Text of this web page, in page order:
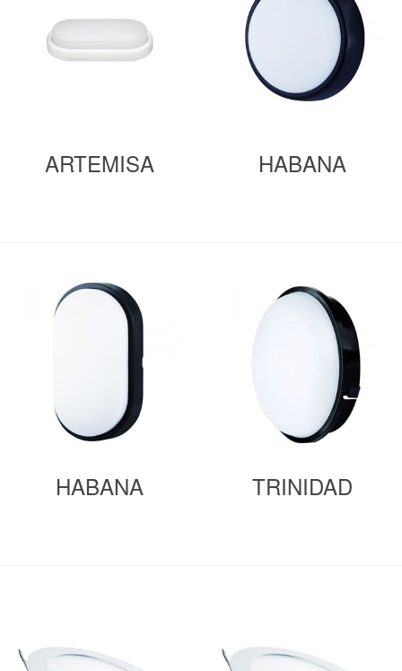
ARTEMISA HABANA
HABANA TRINIDAD